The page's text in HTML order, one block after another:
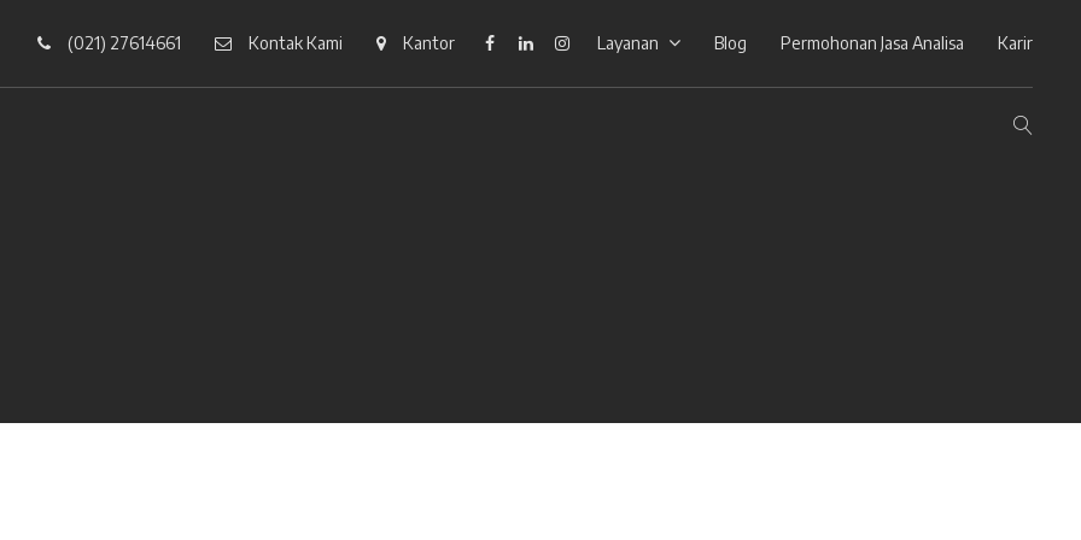
(021) 27614661 Kontak Kami Kantor FacebookLinkedinInstagram
Layanan Blog Permohonan Jasa Analisa Karir